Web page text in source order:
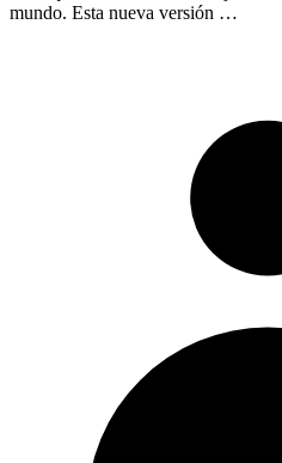
mundo. Esta nueva versión …